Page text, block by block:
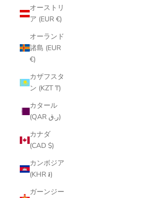
オーストリ
ア (EUR €)
オーランド
諸島 (EUR
€)
カザフスタ
ン (KZT ₸)
カタール
(QAR ر.ق)
カナダ
(CAD $)
カンボジア
(KHR ៛)
ガーンジー